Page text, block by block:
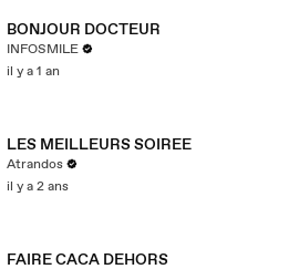
BONJOUR DOCTEUR
INFOSMILE
il y a 1 an
LES MEILLEURS SOIREE
Atrandos
il y a 2 ans
FAIRE CACA DEHORS